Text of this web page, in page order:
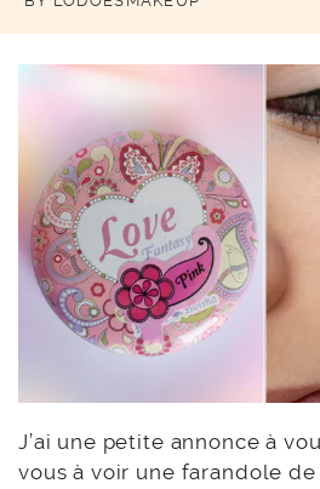
J’ai une petite annonce à
vous à voir une farandole